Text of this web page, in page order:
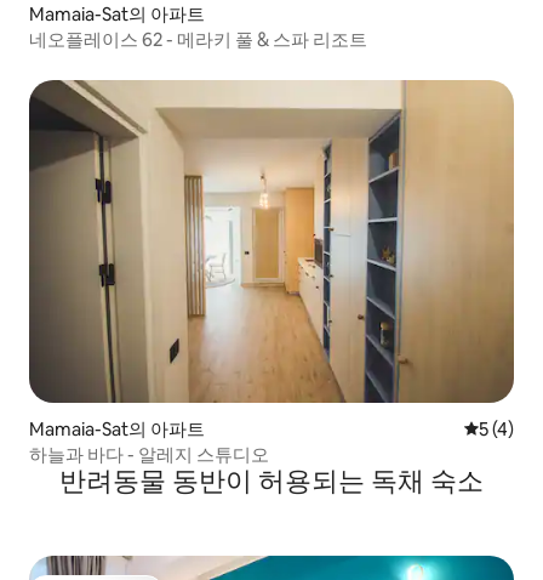
Mamaia-Sat의 아파트
네오플레이스 62 - 메라키 풀 & 스파 리조트
Mamaia-Sat의 아파트 평점 5점
5 (4)
하늘과 바다 - 알레지 스튜디오
반려동물 동반이 허용되는 독채 숙소